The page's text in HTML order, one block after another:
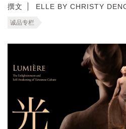
撰文 ELLE BY CHRISTY
诚品专栏